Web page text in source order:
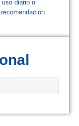
diario o